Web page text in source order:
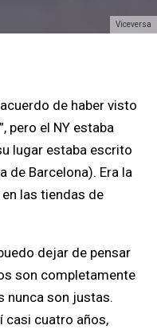
viceversa
pero el NY estaba
lugar estaba escrito
de Barcelona). Era la
las tiendas de
son completamente
nunca son justas.
casi cuatro años,